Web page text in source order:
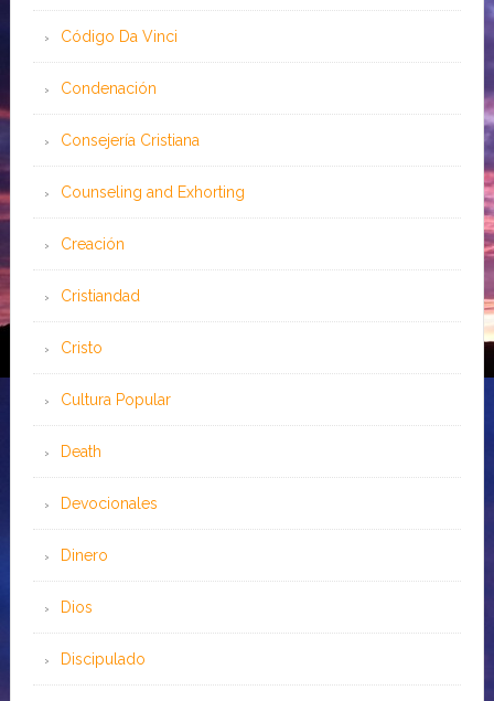
Código Da Vinci
Condenación
Consejería Cristiana
Counseling and Exhorting
Creación
Cristiandad
Cristo
Cultura Popular
Death
Devocionales
Dinero
Dios
Discipulado